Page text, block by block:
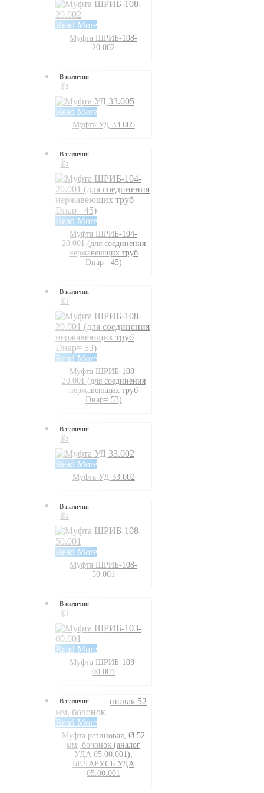
Read More
Муфта ШРИБ-108-
20.002
В наличии
👍
Read More
Муфта УД 33.005
В наличии
👍
Read More
Муфта ШРИБ-104-
20.001 (для соединения
нержавеющих труб
Dнар= 45)
В наличии
👍
Read More
Муфта ШРИБ-108-
20.001 (для соединения
нержавеющих труб
Dнар= 53)
В наличии
👍
Read More
Муфта УД 33.002
В наличии
👍
Read More
Муфта ШРИБ-108-
50.001
В наличии
👍
Read More
Муфта ШРИБ-103-
00.001
В наличии
Read More
Муфта резиновая, Ø 52
мм, бочонок (аналог
УДА 05.00.001),
БЕЛАРУСЬ УДА
05.00.001